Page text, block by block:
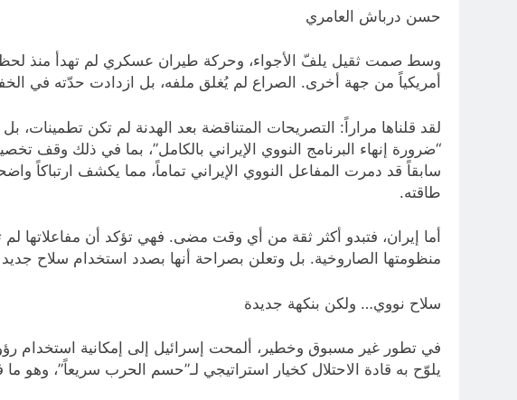
حسن درباش العامري
وسط صمت ثقيل يلفّ الأجواء، وحركة طيران عسكري لم تهدأ منذ لحظة
أمريكياً من جهة أخرى. الصراع لم يُغلق ملفه، بل ازدادت حدّته في
لقد قلناها مراراً: التصريحات المتناقضة بعد الهدنة لم تكن
سابقاً قد دمرت المفاعل النووي الإيراني تماماً، مما يكشف ارتباكاً
طاقته.
أما إيران، فتبدو أكثر ثقة من أي وقت مضى. فهي تؤكد أن مفاعلاتها
منظومتها الصاروخية. بل وتعلن بصراحة أنها بصدد استخدام سلاح
سلاح نووي… ولكن بنكهة جديدة
في تطور غير مسبوق وخطير، ألمحت إسرائيل إلى إمكانية استخدام
يلوّح به قادة الاحتلال كخيار استراتيجي لـ”حسم الحرب سريعاً”، وهو